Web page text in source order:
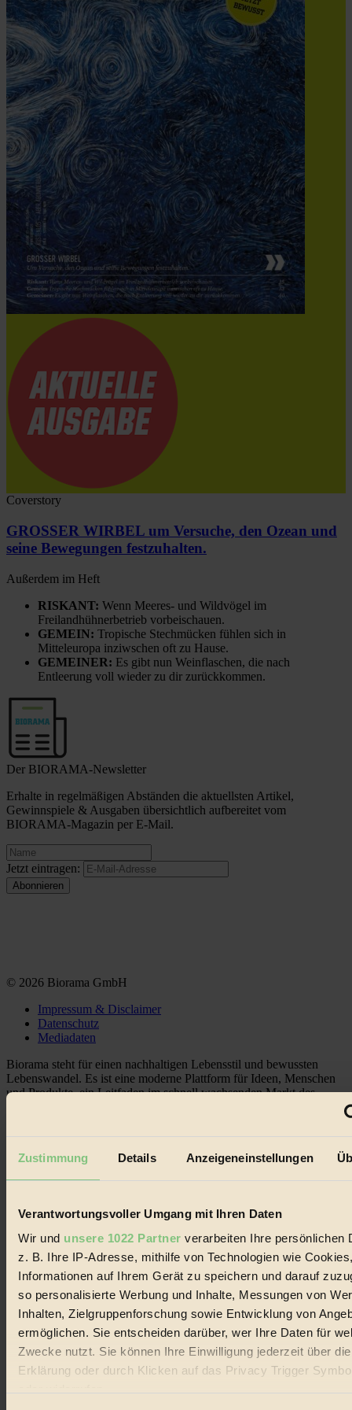
Zustimmung Details Anzeigeneinstellungen
Verantwortungsvoller Umgang mit Ihren Daten
Wir und unsere 1022 Partner verarbeiten Ihre persönlichen
z. B. Ihre IP-Adresse, mithilfe von Technologien wie
Informationen auf Ihrem Gerät zu speichern und darauf
so personalisierte Werbung und Inhalte, Messungen von
Inhalten, Zielgruppenforschung sowie Entwicklung von
ermöglichen. Sie entscheiden darüber, wer Ihre Daten für
Zwecke nutzt. Sie können Ihre Einwilligung jederzeit über
Erklärung oder durch Klicken auf das Privacy Trigger
Coverstory
GROSSER WIRBEL um Versuche, den Ozean und
seine Bewegungen festzuhalten.
Außerdem im Heft
RISKANT: Wenn Meeres- und Wildvögel im
Freilandhühnerbetrieb vorbeischauen.
GEMEIN: Tropische Stechmücken fühlen sich in
Mitteleuropa inziwschen oft zu Hause.
GEMEINER: Es gibt nun Weinflaschen, die nach
Entleerung voll wieder zu dir zurückkommen.
Der BIORAMA-Newsletter
Erhalte in regelmäßigen Abständen die aktuellsten Artikel,
Gewinnspiele & Ausgaben übersichtlich aufbereitet vom
BIORAMA-Magazin per E-Mail.
Jetzt eintragen:
© 2026 Biorama GmbH
Impressum & Disclaimer
Datenschutz
Mediadaten
Biorama steht für einen nachhaltigen Lebensstil und bewussten
Lebenswandel. Es ist eine moderne Plattform für Ideen, Menschen
und Produkte, ein Leitfaden im schnell wachsenden Markt des
22.601 Fans auf Facebook
Nachhaltigkeit
Vegan